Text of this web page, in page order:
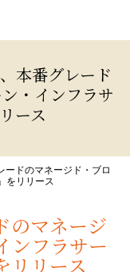
本番グレード
・インフラサ
ース
ードのマネージド・ブロ
をリリース
のマネージ
ンフラサー
リース